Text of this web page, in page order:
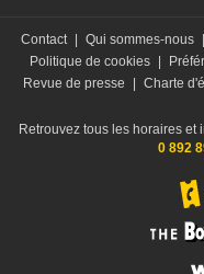
Contact Qui sommes-nous
Politique de cookies
Revue de presse
Charte
Retrouvez tous les horaires et
0 892